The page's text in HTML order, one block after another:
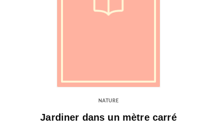
NATURE
Jardiner dans un mètre carré